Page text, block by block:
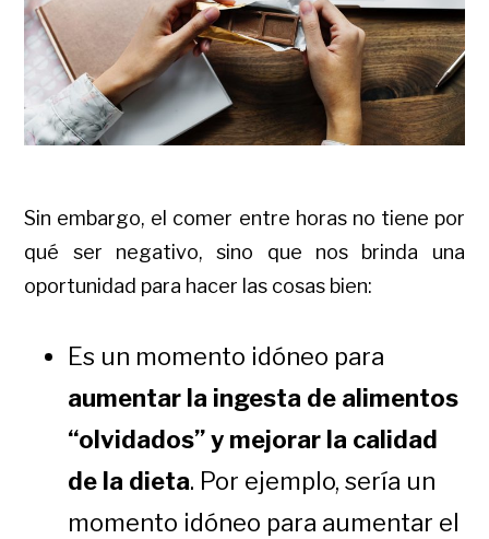
Sin embargo, el comer entre horas no tiene por
qué ser negativo, sino que nos brinda una
oportunidad para hacer las cosas bien:
Es un momento idóneo para
aumentar la ingesta de alimentos
“olvidados” y mejorar la calidad
de la dieta. Por ejemplo, sería un
momento idóneo para aumentar el